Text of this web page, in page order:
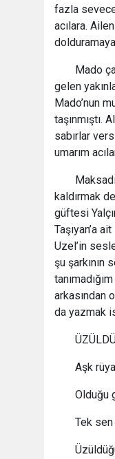
fazla
acılara.
Mado
gelen
Mado’nun
taşınmıştı.
sabırlar
umarım
kaldırmak
güftesi
Taşıyan’a
Uzel’in
şu şarkının
arkasından
da yazmak
Aşk
Olduğu
Tek sen